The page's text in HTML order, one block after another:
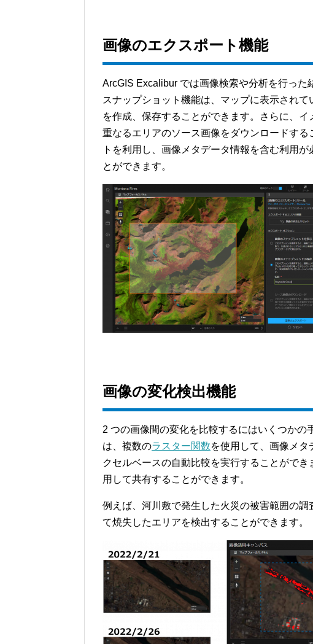
画像のエクスポート機能
ArcGIS Excalibur では画像検索や分析を行っ
スナップショット機能は、マップに表示され
を作成、保存することができます。さらに、
重なるエリアのソース画像をダウンロードす
トを利用し、画像メタデータ情報を含む利用
とができます。
画像の変化検出機能
2 つの画像間の変化を比較するにはいくつか
は、複数のラスター関数を使用して、画像メ
クセルベースの自動比較を実行することがで
用して共有することができます。
例えば、河川敷で発生した火災の被害範囲の
て焼失したエリアを検出することができます。